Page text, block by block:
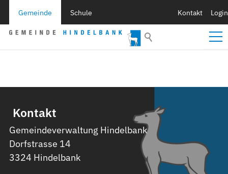
Gemeinde Schule Kontakt Login
Kontakt
Gemeindeverwaltung Hindelbank
Dorfstrasse 14
3324 Hindelbank